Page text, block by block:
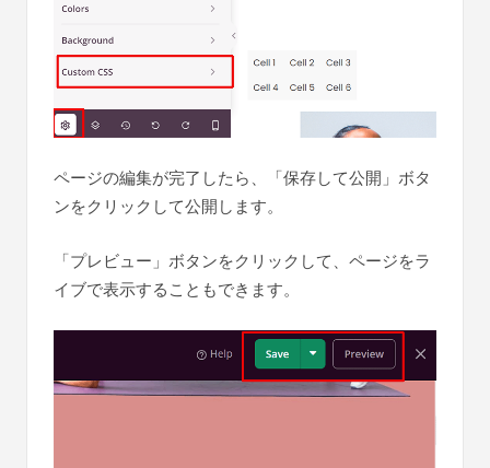
ページの編集が完了したら、「保存して公開」ボタ
ンをクリックして公開します。
「プレビュー」ボタンをクリックして、ページをラ
イブで表示することもできます。